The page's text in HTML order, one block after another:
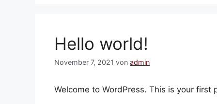
Hello world!
November 7, 2021 von admin
Welcome to WordPress. This is your